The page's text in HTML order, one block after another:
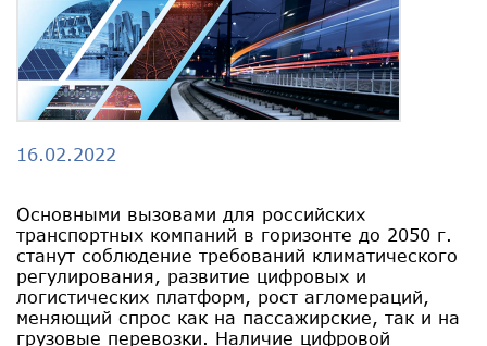
16.02.2022
Основными вызовами для российских
транспортных компаний в горизонте до 2050 г.
станут соблюдение требований климатического
регулирования, развитие цифровых и
логистических платформ, рост агломераций,
меняющий спрос как на пассажирские, так и на
грузовые перевозки. Наличие цифровой